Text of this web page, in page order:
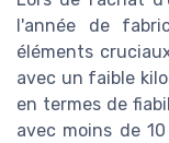
l'année de
éléments
avec un faible
en termes de
avec moins de